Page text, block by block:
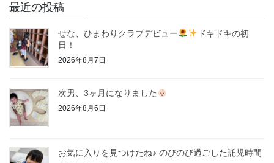
最近の投稿
せな、ひまわりクラブデビュー
ドキドキの初
日！
2026年8月7日
次男、3ヶ月になりました
2026年8月6日
お気に入りを見つけたね♪ のびのび過ごした託児時間